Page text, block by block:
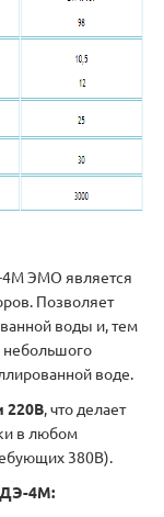
4М ЭМО является
Позволяет
воды и, тем
небольшого
воде.
220В, что делает
в любом
380В).
ДЭ-4М: